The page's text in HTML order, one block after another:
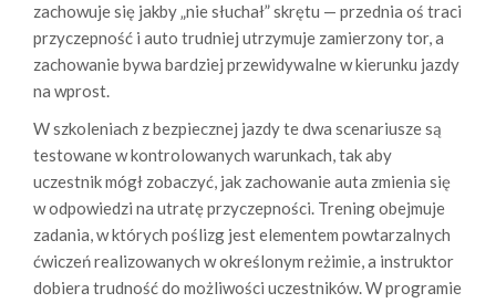
zachowuje się jakby „nie słuchał” skrętu — przednia oś traci
przyczepność i auto trudniej utrzymuje zamierzony tor, a
zachowanie bywa bardziej przewidywalne w kierunku jazdy
na wprost.
W szkoleniach z bezpiecznej jazdy te dwa scenariusze są
testowane w kontrolowanych warunkach, tak aby
uczestnik mógł zobaczyć, jak zachowanie auta zmienia się
w odpowiedzi na utratę przyczepności. Trening obejmuje
zadania, w których poślizg jest elementem powtarzalnych
ćwiczeń realizowanych w określonym reżimie, a instruktor
dobiera trudność do możliwości uczestników. W programie